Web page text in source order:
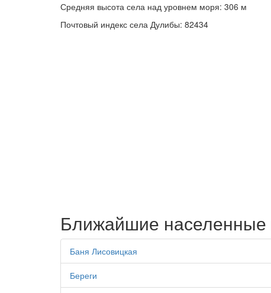
Средняя высота села над уровнем моря: 306 м
Почтовый индекс села Дулибы: 82434
Ближайшие населенные
Баня Лисовицкая
Береги